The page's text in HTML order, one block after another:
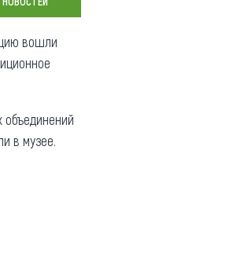
Коллекция впечатлений
Блог путешественника
Фотогалерея
вошли
объединений
в музее.